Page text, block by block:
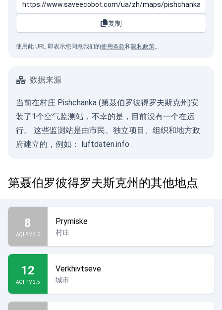
复制
使用此 URL 即表示您同意我们的使用条款和隐私政策。
数据来源
当前在村庄 Pishchanka (第聂伯罗彼得罗夫斯克州)安
装了1个空气监测站，不幸的是，目前没有一个在运
行。 这些监测站是由市民、独立项目、组织和地方政
府建立的，例如： luftdaten.info .
第聂伯罗彼得罗夫斯克州的其他地点
8
AQI PM2.5
Prymiske
村庄
12
AQI PM2.5
Verkhivtseve
城市